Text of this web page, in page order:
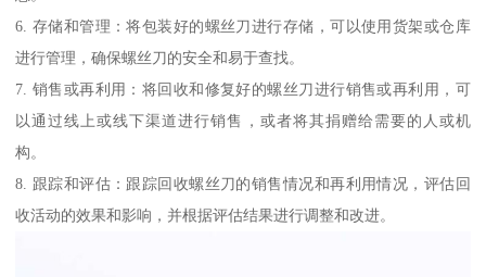
6. 存储和管理：将包装好的螺丝刀进行存储，可以使用货架或仓库
进行管理，确保螺丝刀的安全和易于查找。
7. 销售或再利用：将回收和修复好的螺丝刀进行销售或再利用，可
以通过线上或线下渠道进行销售，或者将其捐赠给需要的人或机
构。
8. 跟踪和评估：跟踪回收螺丝刀的销售情况和再利用情况，评估回
收活动的效果和影响，并根据评估结果进行调整和改进。